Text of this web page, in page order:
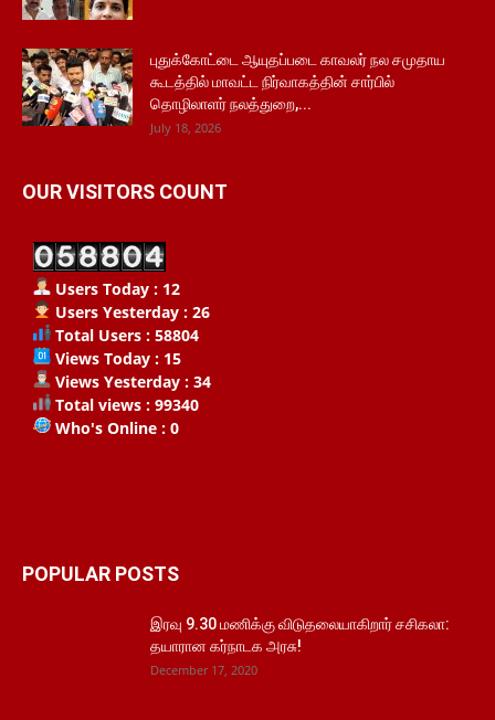
புதுக்கோட்டை ஆயுதப்படை காவலர் நல சமுதாய
கூடத்தில் மாவட்ட நிர்வாகத்தின் சார்பில்
தொழிலாளர் நலத்துறை,...
July 18, 2026
OUR VISITORS COUNT
Users Today : 12
Users Yesterday : 26
Total Users : 58804
Views Today : 15
Views Yesterday : 34
Total views : 99340
Who's Online : 0
POPULAR POSTS
இரவு 9.30 மணிக்கு விடுதலையாகிறார் சசிகலா:
தயாரான கர்நாடக அரசு!
December 17, 2020